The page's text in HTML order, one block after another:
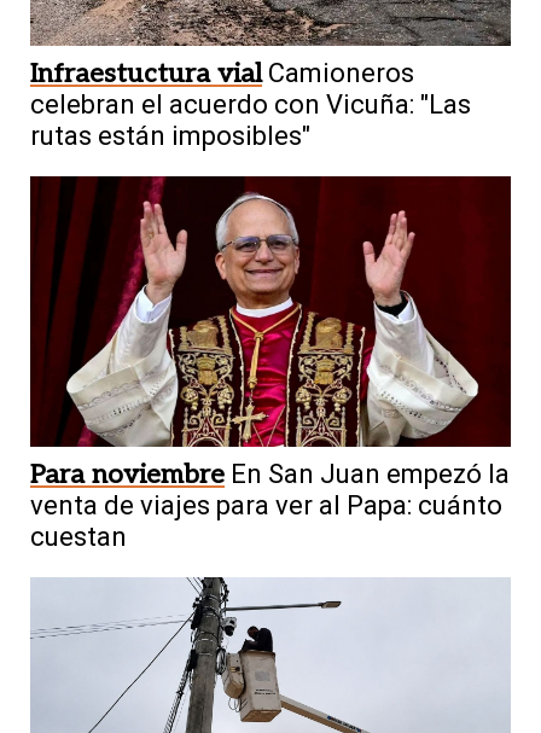
Infraestuctura vial Camioneros
celebran el acuerdo con Vicuña: "Las
rutas están imposibles"
Para noviembre En San Juan empezó la
venta de viajes para ver al Papa: cuánto
cuestan